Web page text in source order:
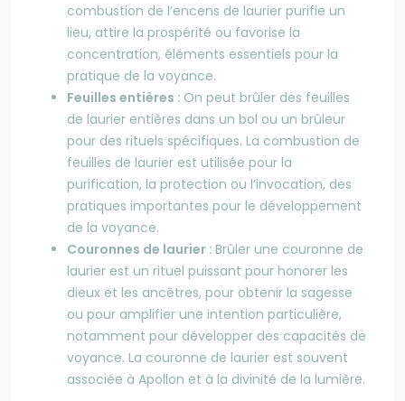
combustion de l’encens de laurier purifie un
lieu, attire la prospérité ou favorise la
concentration, éléments essentiels pour la
pratique de la voyance.
Feuilles entières : On peut brûler des feuilles
de laurier entières dans un bol ou un brûleur
pour des rituels spécifiques. La combustion de
feuilles de laurier est utilisée pour la
purification, la protection ou l’invocation, des
pratiques importantes pour le développement
de la voyance.
Couronnes de laurier : Brûler une couronne de
laurier est un rituel puissant pour honorer les
dieux et les ancêtres, pour obtenir la sagesse
ou pour amplifier une intention particulière,
notamment pour développer des capacités de
voyance. La couronne de laurier est souvent
associée à Apollon et à la divinité de la lumière.